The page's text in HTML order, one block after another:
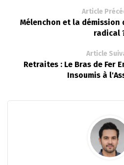
Article
Mélenchon et la démission
radical
Article
Retraites : Le Bras de Fer
Insoumis à